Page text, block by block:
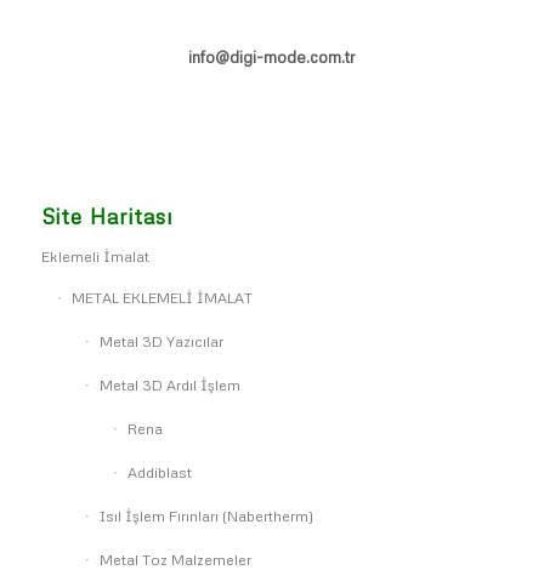
info@digi-mode.com.tr
Site Haritası
Eklemeli İmalat
METAL EKLEMELİ İMALAT
Metal 3D Yazıcılar
Metal 3D Ardıl İşlem
Rena
Addiblast
Isıl İşlem Fırınları (Nabertherm)
Metal Toz Malzemeler